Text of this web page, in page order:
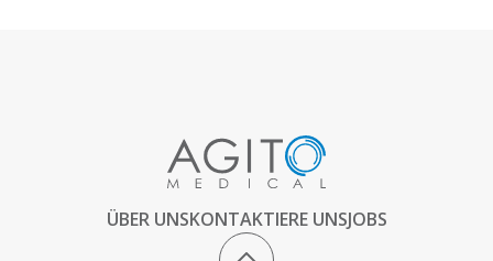
ÜBER UNSKONTAKTIERE UNSJOBS